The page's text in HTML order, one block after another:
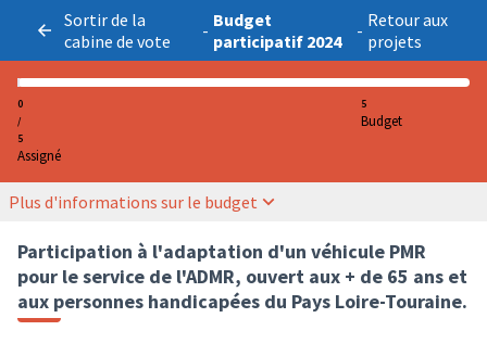
Sortir de la
cabine de vote
- Budget
participatif 2024
- Retour aux
projets
0
/
5
Assigné
5
Budget
Plus d'informations sur le budget
Participation à l'adaptation d'un véhicule PMR
pour le service de l'ADMR, ouvert aux + de 65 ans et
aux personnes handicapées du Pays Loire-Touraine.